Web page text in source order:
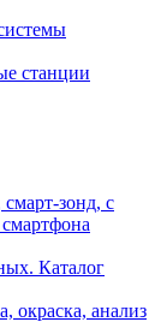
станции
зонд, с
Каталог
окраска, анализ